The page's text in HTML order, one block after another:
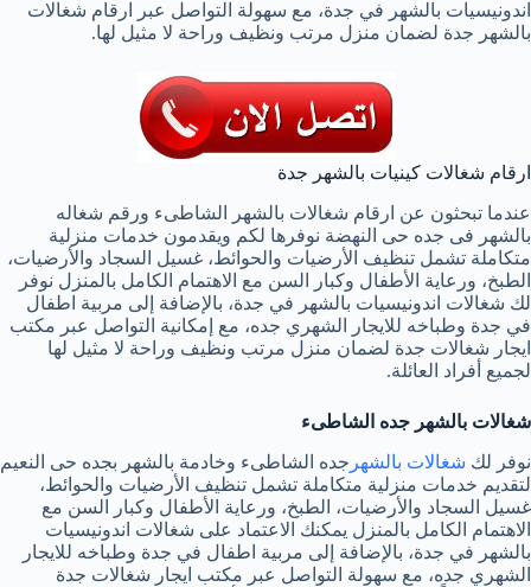
اندونيسيات بالشهر في جدة، مع سهولة التواصل عبر ارقام شغالات
بالشهر جدة لضمان منزل مرتب ونظيف وراحة لا مثيل لها.
ارقام شغالات كينيات بالشهر جدة
عندما تبحثون عن ارقام شغالات بالشهر الشاطىء ورقم شغاله
بالشهر فى جده حى النهضة نوفرها لكم ويقدمون خدمات منزلية
متكاملة تشمل تنظيف الأرضيات والحوائط، غسيل السجاد والأرضيات،
الطبخ، ورعاية الأطفال وكبار السن مع الاهتمام الكامل بالمنزل نوفر
لك شغالات اندونيسيات بالشهر في جدة، بالإضافة إلى مربية اطفال
في جدة وطباخه للايجار الشهري جده، مع إمكانية التواصل عبر مكتب
ايجار شغالات جدة لضمان منزل مرتب ونظيف وراحة لا مثيل لها
لجميع أفراد العائلة.
شغالات بالشهر جده الشاطىء
نوفر لك شغالات بالشهر جده الشاطىء وخادمة بالشهر بجده حى النعيم
لتقديم خدمات منزلية متكاملة تشمل تنظيف الأرضيات والحوائط،
غسيل السجاد والأرضيات، الطبخ، ورعاية الأطفال وكبار السن مع
الاهتمام الكامل بالمنزل يمكنك الاعتماد على شغالات اندونيسيات
بالشهر في جدة، بالإضافة إلى مربية اطفال في جدة وطباخه للايجار
الشهري جده، مع سهولة التواصل عبر مكتب ايجار شغالات جدة